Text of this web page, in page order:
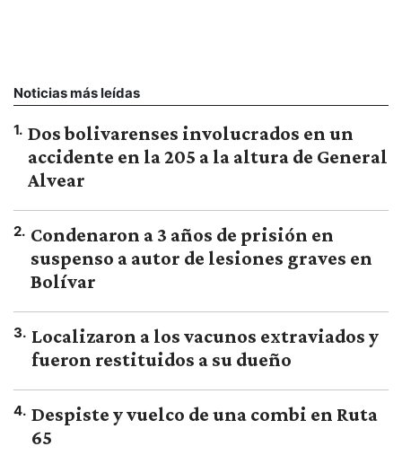
Noticias más leídas
1. Dos bolivarenses involucrados en un
accidente en la 205 a la altura de General
Alvear
2. Condenaron a 3 años de prisión en
suspenso a autor de lesiones graves en
Bolívar
3. Localizaron a los vacunos extraviados y
fueron restituidos a su dueño
4. Despiste y vuelco de una combi en Ruta
65